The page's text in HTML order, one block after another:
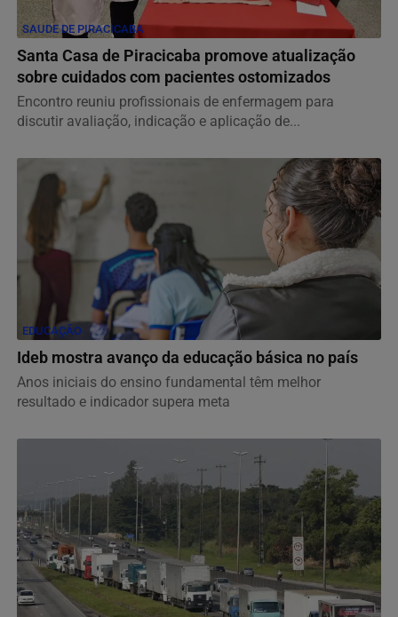
SAUDE DE PIRACICABA
Santa Casa de Piracicaba promove atualização
sobre cuidados com pacientes ostomizados
Encontro reuniu profissionais de enfermagem para
discutir avaliação, indicação e aplicação de...
EDUCAÇÃO
Ideb mostra avanço da educação básica no país
Anos iniciais do ensino fundamental têm melhor
resultado e indicador supera meta